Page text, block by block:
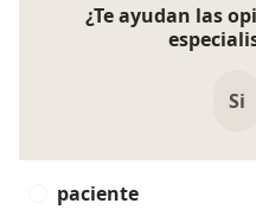
¿Te ayudan las
Si
paciente